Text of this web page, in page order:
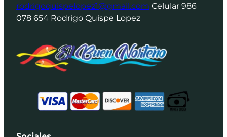
rodrigoquispelopez1@gmail.com Celular 986
078 654 Rodrigo Quispe Lopez